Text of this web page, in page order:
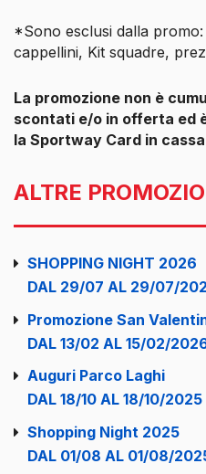
*Sono esclusi dalla
cappellini, Kit squadre,
La promozione non è
scontati e/o in offerta ed
la Sportway Card in
ALTRE
SHOPPING NIGHT 2026
DAL 29/07 AL 29/07/
Promozione San
DAL 13/02 AL 15/02/
Auguri Parco Laghi
DAL 18/10 AL 18/10/2025
Shopping Night 2025
DAL 01/08 AL 01/08/